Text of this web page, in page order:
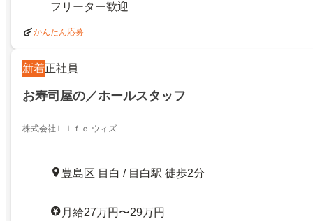
フリーター歓迎
かんたん応募
新着正社員
お寿司屋の／ホールスタッフ
株式会社Ｌｉｆｅ ウィズ
豊島区 目白 / 目白駅 徒歩2分
月給27万円〜29万円